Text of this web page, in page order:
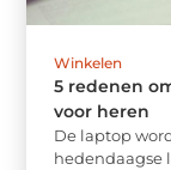
Winkelen
5 redenen
voor heren
De laptop
hedendaagse